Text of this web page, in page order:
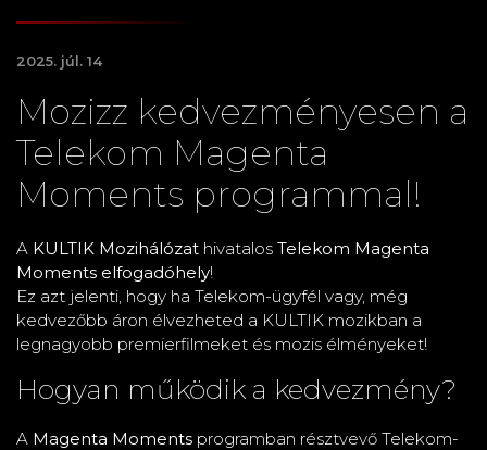
2025. júl. 14
Mozizz kedvezményesen a
Telekom Magenta
Moments programmal!
A KULTIK Mozihálózat hivatalos Telekom Magenta
Moments elfogadóhely!
Ez azt jelenti, hogy ha Telekom-ügyfél vagy, még
kedvezőbb áron élvezheted a KULTIK mozikban a
legnagyobb premierfilmeket és mozis élményeket!
Hogyan működik a kedvezmény?
A Magenta Moments programban résztvevő Telekom-